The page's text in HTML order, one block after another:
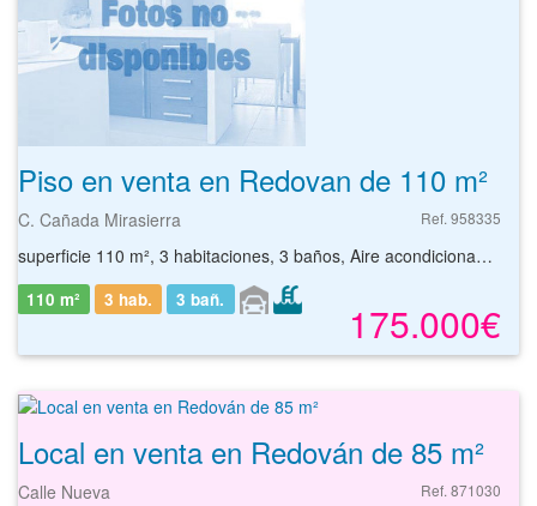
Piso en venta en Redovan de 110 m²
C. Cañada Mirasierra Ref. 958335
superficie 110 m², 3 habitaciones, 3 baños, Aire acondicionado, Terraza, Garaje, Patio, Piscina, Calefacción, Solarium, Porche
175.000€
110 m² 3 hab. 3 bañ.
Local en venta en Redován de 85 m²
Calle Nueva Ref. 871030